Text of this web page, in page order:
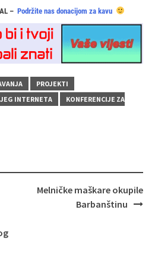
– Podržite nas donacijom za kavu
PROJEKTI
INTERNETA
KONFERENCIJE ZA
Melničke maškare okupile
Barbanštinu